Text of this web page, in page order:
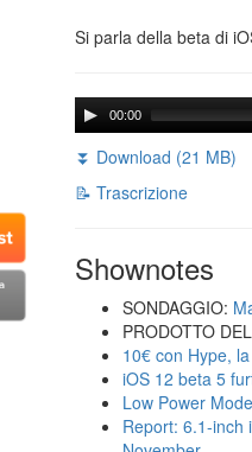
Si parla della beta di
00:00
⏬ Download (21 MB)
📝 Trascrizione
Shownotes
SONDAGGIO:
PRODOTTO
10€ con Hype,
iOS 12 beta 5
Low Power
Report: 6.1-inch